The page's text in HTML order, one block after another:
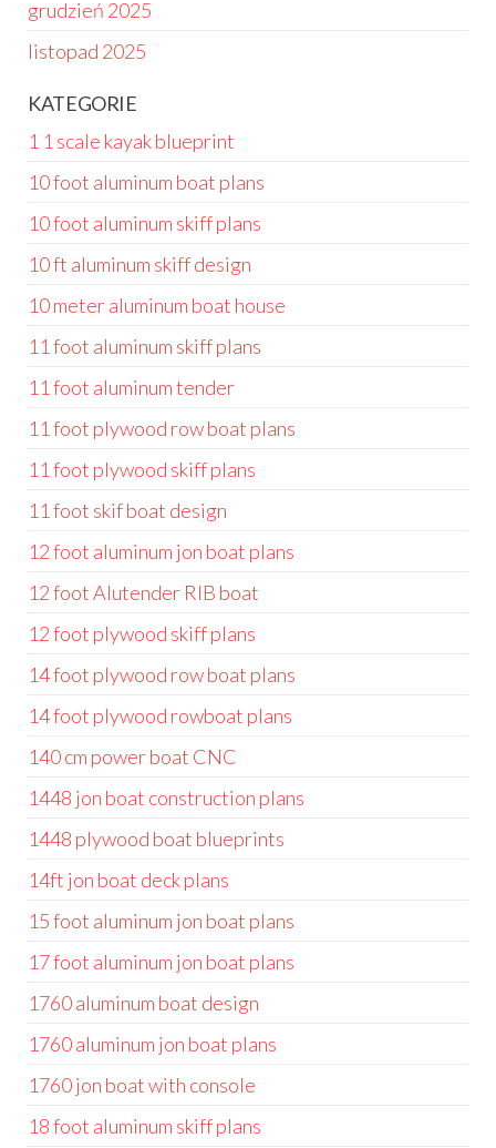
grudzień 2025
listopad 2025
KATEGORIE
1 1 scale kayak blueprint
10 foot aluminum boat plans
10 foot aluminum skiff plans
10 ft aluminum skiff design
10 meter aluminum boat house
11 foot aluminum skiff plans
11 foot aluminum tender
11 foot plywood row boat plans
11 foot plywood skiff plans
11 foot skif boat design
12 foot aluminum jon boat plans
12 foot Alutender RIB boat
12 foot plywood skiff plans
14 foot plywood row boat plans
14 foot plywood rowboat plans
140 cm power boat CNC
1448 jon boat construction plans
1448 plywood boat blueprints
14ft jon boat deck plans
15 foot aluminum jon boat plans
17 foot aluminum jon boat plans
1760 aluminum boat design
1760 aluminum jon boat plans
1760 jon boat with console
18 foot aluminum skiff plans